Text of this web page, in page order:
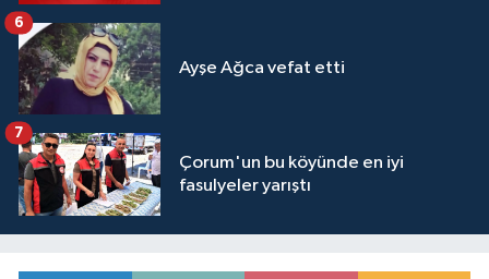
Ayşe Ağca vefat etti
6
Çorum'un bu köyünde en iyi
fasulyeler yarıştı
7